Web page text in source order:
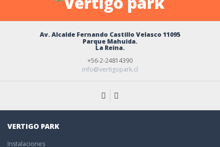
Av. Alcalde Fernando Castillo Velasco 11095
Parque Mahuida.
La Reina.
+56-2-24814390
info@vertigopark.cl
VERTIGO PARK
Instalaciones